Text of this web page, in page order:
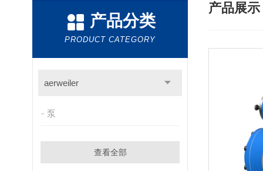
产品分类
PRODUCT CATEGORY
aerweiler
泵
查看全部
产品展示